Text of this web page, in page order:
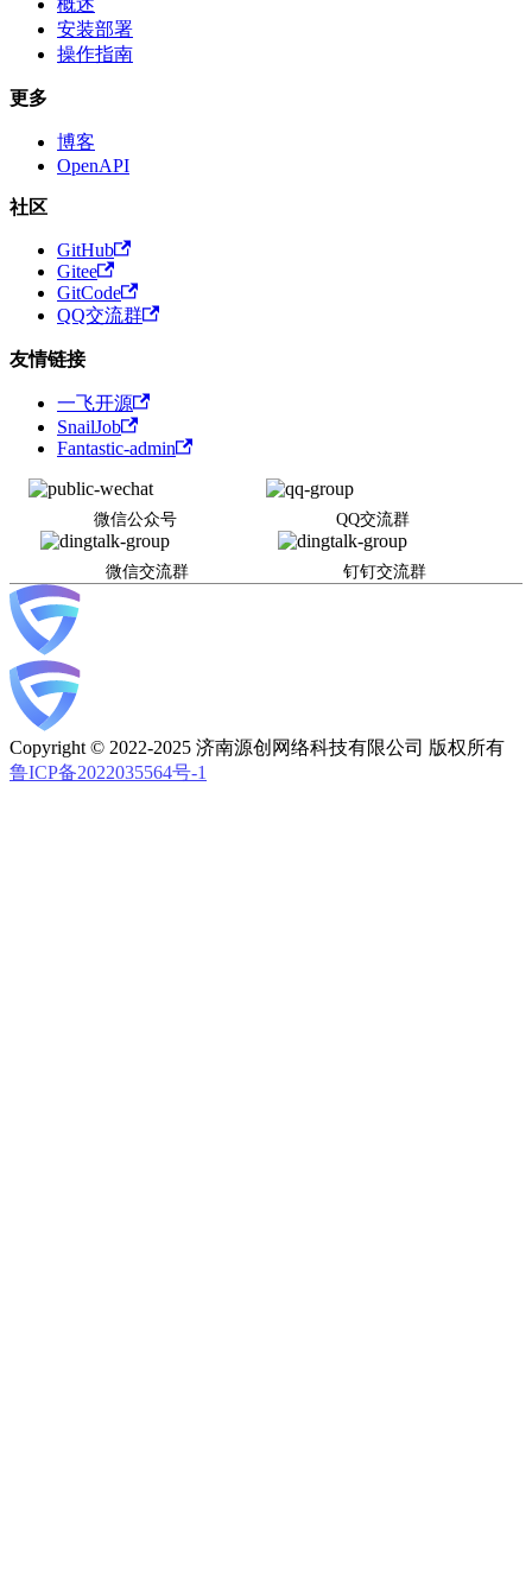
安装部署
操作指南
更多
博客
OpenAPI
社区
GitHub
Gitee
GitCode
QQ交流群
友情链接
一飞开源
SnailJob
Fantastic-admin
微信公众号 QQ交流群
微信交流群 钉钉交流群
Copyright © 2022-2025 济南源创网络科技有限公司 版权所有
鲁ICP备2022035564号-1